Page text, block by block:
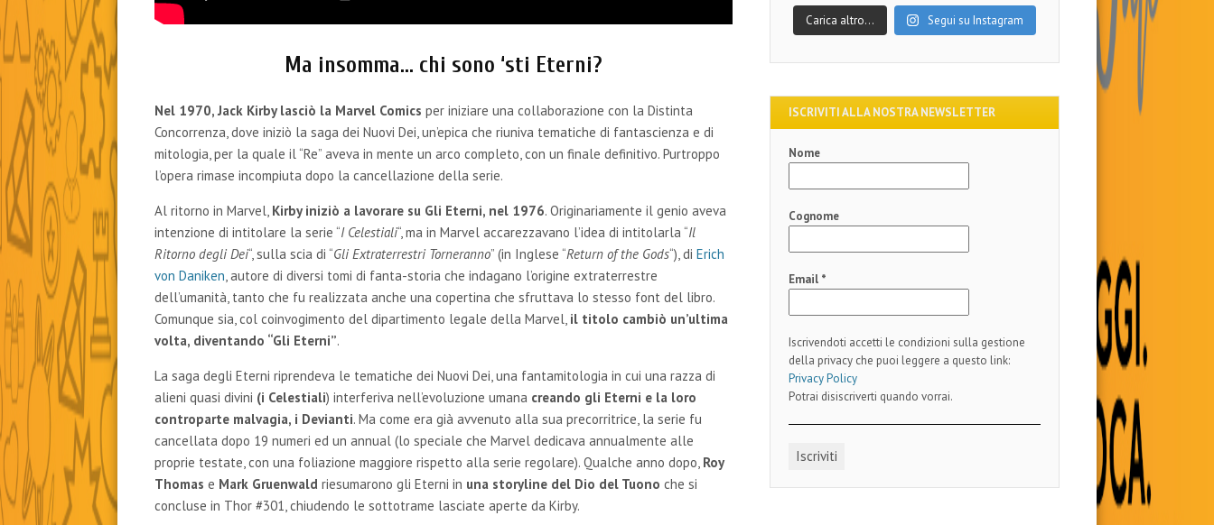
Ma insomma… chi sono ‘sti Eterni?
Nel 1970, Jack Kirby lasciò la Marvel Comics per iniziare una collaborazione con la Distinta
Concorrenza, dove iniziò la saga dei Nuovi Dei, un’epica che riuniva tematiche di fantascienza e di
mitologia, per la quale il “Re” aveva in mente un arco completo, con un finale definitivo. Purtroppo
l’opera rimase incompiuta dopo la cancellazione della serie.
Al ritorno in Marvel, Kirby iniziò a lavorare su Gli Eterni, nel 1976. Originariamente il genio aveva
intenzione di intitolare la serie “I Celestiali“, ma in Marvel accarezzavano l’idea di intitolarla “Il
Ritorno degli Dei“, sulla scia di “Gli Extraterrestri Torneranno” (in Inglese “Return of the Gods“), diErich
von Daniken, autore di diversi tomi di fanta-storia che indagano l’origine extraterrestre
dell’umanità, tanto che fu realizzata anche una copertina che sfruttava lo stesso font del libro.
Comunque sia, col coinvogimento del dipartimento legale della Marvel, il titolo cambiò un’ultima
volta, diventando “Gli Eterni”.
La saga degli Eterni riprendeva le tematiche dei Nuovi Dei, una fantamitologia in cui una razza di
alieni quasi divini (i Celestiali) interferiva nell’evoluzione umana creando gli Eterni e la loro
controparte malvagia, i Devianti. Ma come era già avvenuto alla sua precorritrice, la serie fu
cancellata dopo 19 numeri ed un annual (lo speciale che Marvel dedicava annualmente alle
proprie testate, con una foliazione maggiore rispetto alla serie regolare). Qualche anno dopo, Roy
Thomas e Mark Gruenwald riesumarono gli Eterni in una storyline del Dio del Tuono che si
concluse in Thor #301, chiudendo le sottotrame lasciate aperte da Kirby.
Carica altro… Segui su Instagram
ISCRIVITI ALLA NOSTRA NEWSLETTER
Nome
Cognome
Email *
Iscrivendoti accetti le condizioni sulla gestione
della privacy che puoi leggere a questo link:
Privacy Policy
Potrai disiscriverti quando vorrai.